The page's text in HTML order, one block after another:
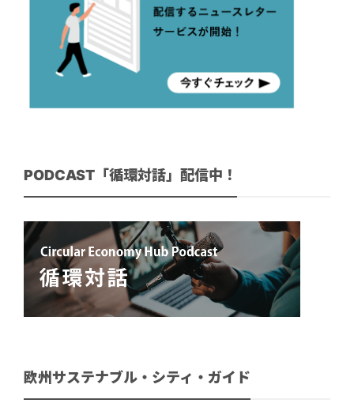
PODCAST「循環対話」配信中！
欧州サステナブル・シティ・ガイド